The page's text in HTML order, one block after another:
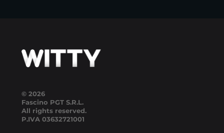
© 2026
Fascino PGT S.R.L.
All rights reserved.
P.IVA 03632721001